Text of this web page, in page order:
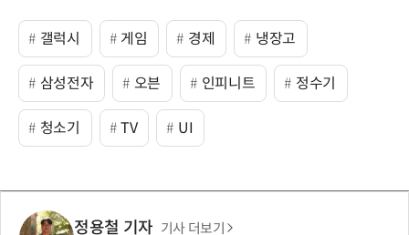
갤럭시 게임 경제 냉장고
삼성전자 오븐 인피니트 정수기
청소기 TV UI
정용철 기자 기사 더보기